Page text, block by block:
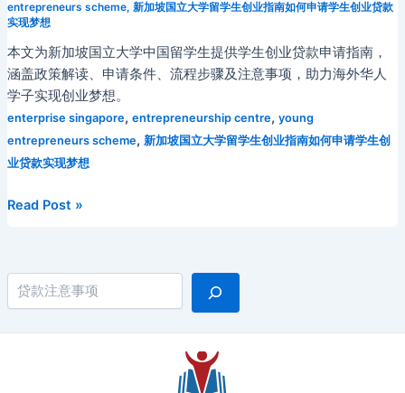
搜索
entrepreneurs scheme, 新加坡国立大学留学生创业指南如何申请学生创业贷款
实现梦想
本文为新加坡国立大学中国留学生提供学生创业贷款申请指南，
涵盖政策解读、申请条件、流程步骤及注意事项，助力海外华人
学子实现创业梦想。
enterprise singapore, entrepreneurship centre, young
entrepreneurs scheme, 新加坡国立大学留学生创业指南如何申请学生创
业贷款实现梦想
新
国
立
大
Read Post »